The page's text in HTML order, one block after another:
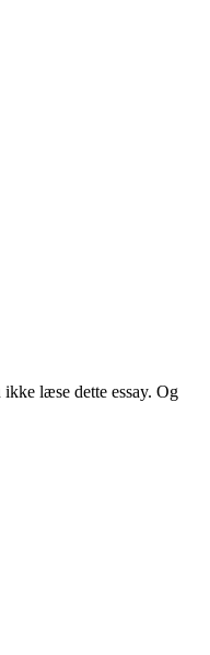
læse dette essay. Og